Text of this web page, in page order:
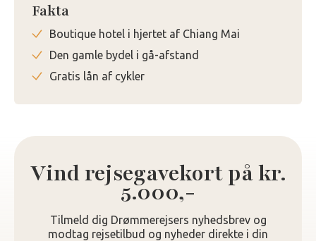
Fakta
Boutique hotel i hjertet af Chiang Mai
Den gamle bydel i gå-afstand
Gratis lån af cykler
Vind rejsegavekort på kr.
5.000,-
Tilmeld dig Drømmerejsers nyhedsbrev og
modtag rejsetilbud og nyheder direkte i din